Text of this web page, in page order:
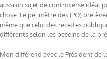
aussi un sujet de controverse idéal
chose. Le périmètre des (PO)
même que celui des recettes
différents selon les besoins de la
Mon différend avec le Président de